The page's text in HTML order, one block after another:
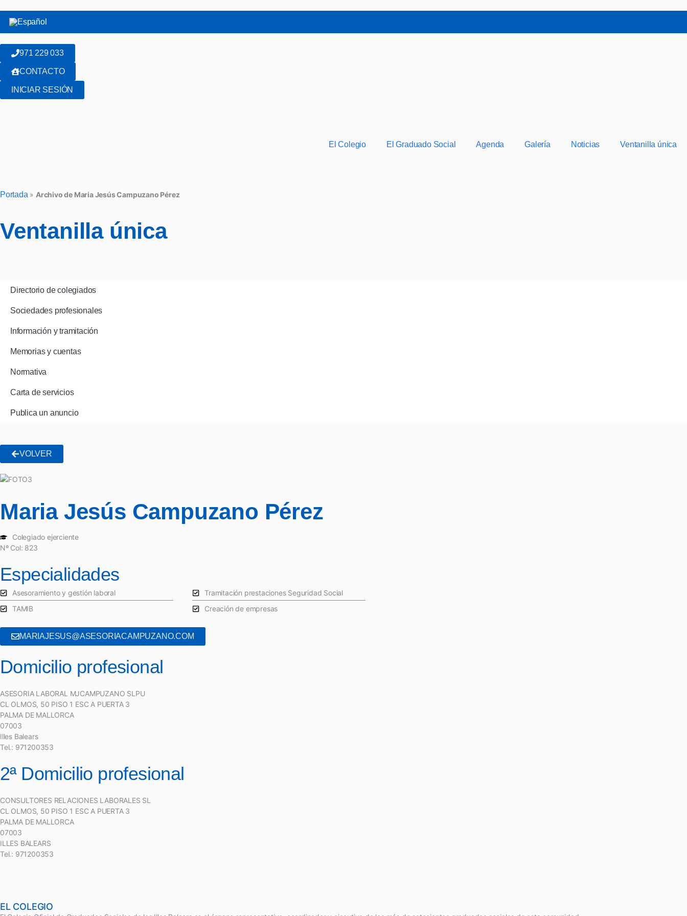
971 229 033
CONTACTO
INICIAR SESIÓN
El Colegio El Graduado Social Agenda Galería Noticias Ventanilla única
Portada » Archivo de Maria Jesús Campuzano Pérez
Ventanilla única
Directorio de colegiados
Sociedades profesionales
Información y tramitación
Memorias y cuentas
Normativa
Carta de servicios
Publica un anuncio
VOLVER
Maria Jesús Campuzano Pérez
Colegiado ejerciente
Nº Col: 823
Especialidades
Asesoramiento y gestión laboral
Tramitación prestaciones Seguridad Social
TAMIB
Creación de empresas
MARIAJESUS@ASESORIACAMPUZANO.COM
Domicilio profesional
ASESORIA LABORAL MJCAMPUZANO SLPU
CL OLMOS, 50 PISO 1 ESC A PUERTA 3
PALMA DE MALLORCA
07003
Illes Balears
Tel.: 971200353
2ª Domicilio profesional
CONSULTORES RELACIONES LABORALES SL
CL OLMOS, 50 PISO 1 ESC A PUERTA 3
PALMA DE MALLORCA
07003
ILLES BALEARS
Tel.: 971200353
EL COLEGIO